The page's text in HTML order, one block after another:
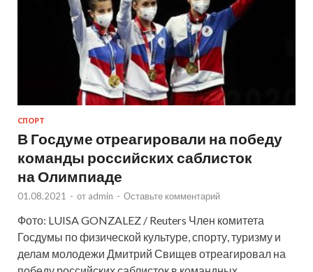
СПОРТ
В Госдуме отреагировали на победу
команды российских саблисток
на Олимпиаде
01.08.2021 - от admin - Оставьте комментарий
Фото: LUISA GONZALEZ / Reuters Член комитета
Госдумы по физической культуре, спорту, туризму и
делам молодежи Дмитрий Свищев отреагировал на